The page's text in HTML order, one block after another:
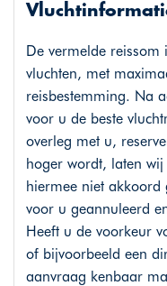
De vermelde reissom
vluchten, met
reisbestemming. Na
voor u de beste
overleg met u,
hoger wordt, laten
hiermee niet akkoord
voor u geannuleerd
Heeft u de voorkeur
of bijvoorbeeld een
aanvraag kenbaar